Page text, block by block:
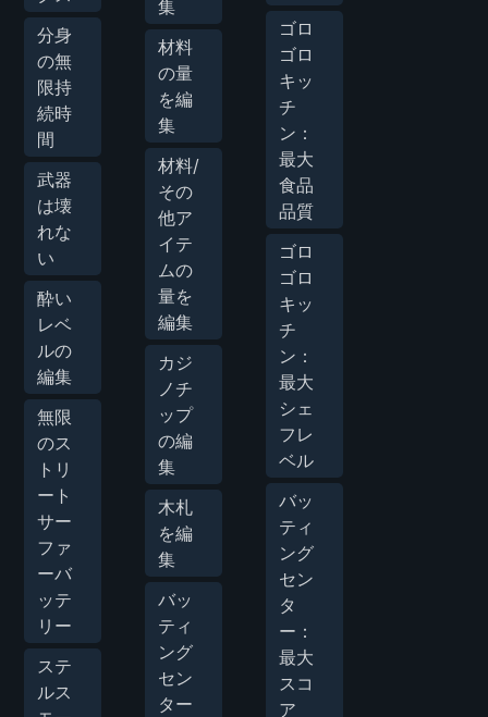
分身
の無
限持
続時
間
武器
は壊
れな
い
酔い
レベ
ルの
編集
無限
のス
トリ
ート
サー
ファ
ーバ
ッテ
リー
ステ
ルス
集
材料
の量
を編
集
材料/
その
他ア
イテ
ムの
量を
編集
カジ
ノチ
ップ
の編
集
木札
を編
集
バッ
ティ
ング
セン
ター
ゴロ
ゴロ
キッ
チ
ン：
最大
食品
品質
ゴロ
ゴロ
キッ
チ
ン：
最大
シェ
フレ
ベル
バッ
ティ
ング
セン
タ
ー：
最大
スコ
ア